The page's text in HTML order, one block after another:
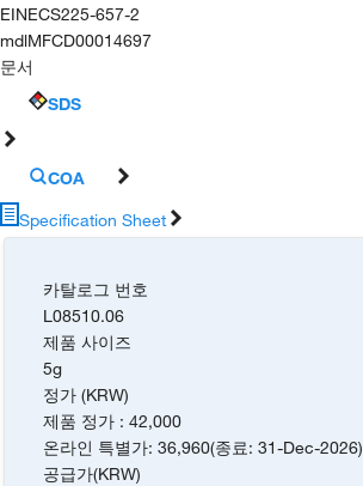
EINECS225-657-2
mdlMFCD00014697
문서
SDS
COA
Specification Sheet
카탈로그 번호
L08510.06
제품 사이즈
5g
정가 (KRW)
제품 정가 :42,000
온라인 특별가:36,960(종료:31-Dec-2026)
공급가(KRW)